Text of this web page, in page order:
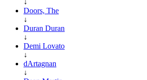
Doors, The
↓
Duran Duran
↓
Demi Lovato
↓
dArtagnan
↓